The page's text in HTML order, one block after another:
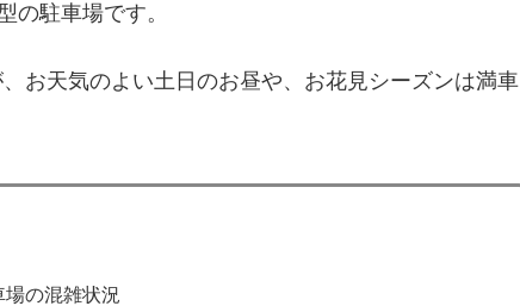
の駐車場です。
お天気のよい土日のお昼や、お花見シーズンは満車
の混雑状況